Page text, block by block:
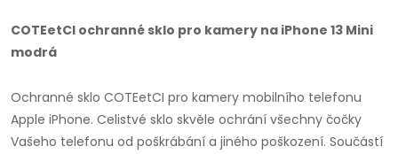
COTEetCI ochranné sklo pro kamery na iPhone 13 Mini
modrá
Ochranné sklo COTEetCI pro kamery mobilního telefonu
Apple iPhone. Celistvé sklo skvěle ochrání všechny čočky
Vašeho telefonu od poškrábání a jiného poškození. Součástí